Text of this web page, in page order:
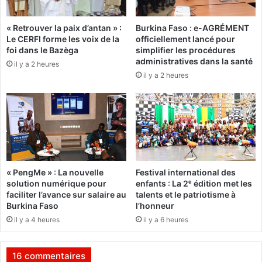
d
u
c
o
n
c
r
s
d
e
"
k
o
u
t
o
u
o
l
u
s
i
o
n
u
x
a
p
p
a
r
t
e
a
c
« Retrouver la paix d’antan » :
Le CERFI forme les voix de la
foi dans le Bazèga
il y a 2 heures
Burkina Faso : e-AGRÉMENT
officiellement lancé pour
simplifier les procédures
administratives dans la santé
il y a 2 heures
« PengMe » : La nouvelle
solution numérique pour
faciliter l’avance sur salaire au
Burkina Faso
il y a 4 heures
Festival international des
enfants : La 2ᵉ édition met les
talents et le patriotisme à
l’honneur
il y a 6 heures
16 commentaires